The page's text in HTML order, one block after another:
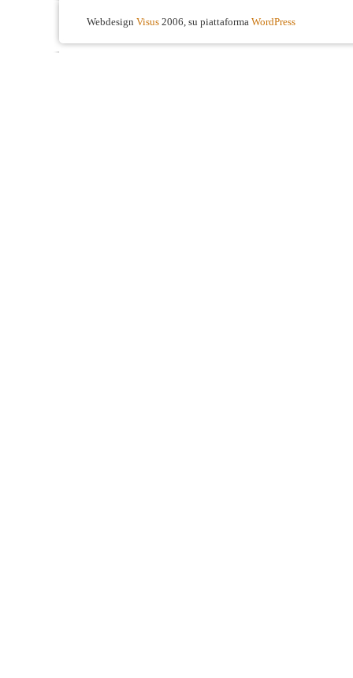
Webdesign Visus 2006, su piattaforma WordPress